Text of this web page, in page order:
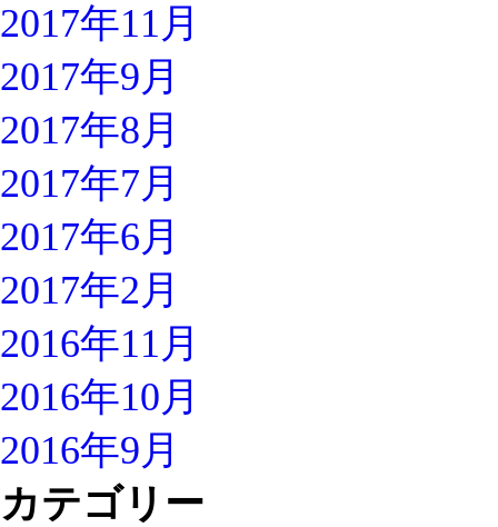
2017年11月
2017年9月
2017年8月
2017年7月
2017年6月
2017年2月
2016年11月
2016年10月
2016年9月
カテゴリー